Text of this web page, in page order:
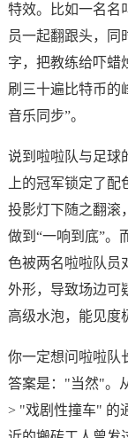
特效。比如一名名
员一起翻跟头，同
字，把教练给吓蜡
刷三十遍比特币的
音乐同步”。
说到啦啦队与足球
上的冠军锁定了
投影灯下随之翻滚
做到“一响到底”。
色被两名啦啦队员
外形，导致场边可
高级水泡，能见度
你一定想问啦啦队
答案是："当然"。
> "戏剧性撞车" 的